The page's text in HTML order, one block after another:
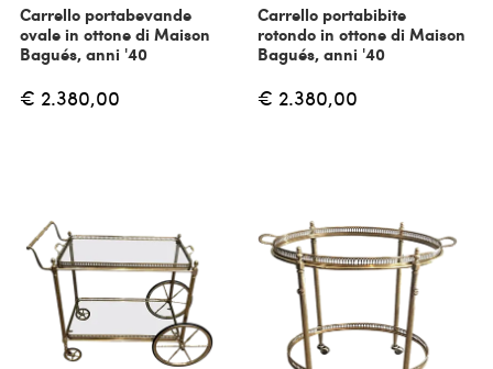
Carrello portabevande
ovale in ottone di Maison
Bagués, anni '40
€ 2.380,00
Carrello portabibite
rotondo in ottone di Maison
Bagués, anni '40
€ 2.380,00